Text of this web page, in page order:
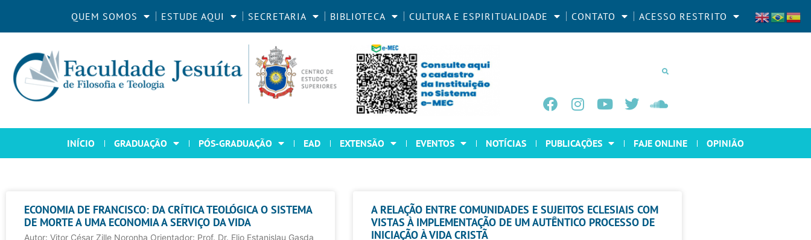
QUEM SOMOS ESTUDE AQUI SECRETARIA BIBLIOTECA CULTURA E ESPIRITUALIDADE CONTATO ACESSO RESTRITO
INÍCIO GRADUAÇÃO PÓS-GRADUAÇÃO EAD EXTENSÃO EVENTOS NOTÍCIAS PUBLICAÇÕES FAJE ONLINE OPINIÃO
ECONOMIA DE FRANCISCO: DA CRÍTICA TEOLÓGICA O SISTEMA
DE MORTE A UMA ECONOMIA A SERVIÇO DA VIDA
Autor: Vitor César Zille Noronha Orientador: Prof. Dr. Elio Estanislau Gasda
A RELAÇÃO ENTRE COMUNIDADES E SUJEITOS ECLESIAIS COM
VISTAS À IMPLEMENTAÇÃO DE UM AUTÊNTICO PROCESSO DE
INICIAÇÃO À VIDA CRISTÃ